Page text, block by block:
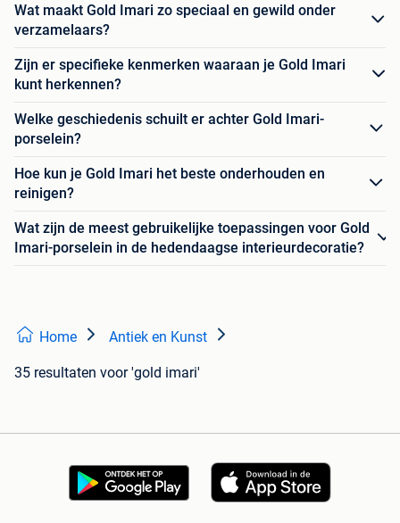
Wat maakt Gold Imari zo speciaal en gewild onder
verzamelaars?
Zijn er specifieke kenmerken waaraan je Gold Imari
kunt herkennen?
Welke geschiedenis schuilt er achter Gold Imari-
porselein?
Hoe kun je Gold Imari het beste onderhouden en
reinigen?
Wat zijn de meest gebruikelijke toepassingen voor Gold
Imari-porselein in de hedendaagse interieurdecoratie?
Home Antiek en Kunst
35 resultaten voor 'gold imari'